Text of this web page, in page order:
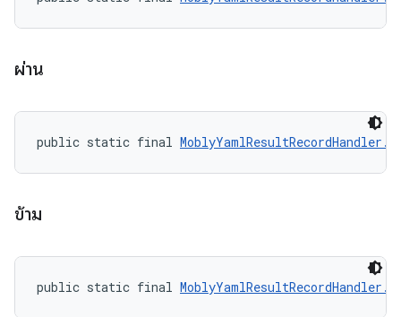
ผ่าน
public static final
ข้าม
public static final